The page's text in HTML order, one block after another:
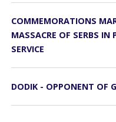
COMMEMORATIONS
MASSACRE OF SERBS IN
SERVICE
DODIK - OPPONENT OF